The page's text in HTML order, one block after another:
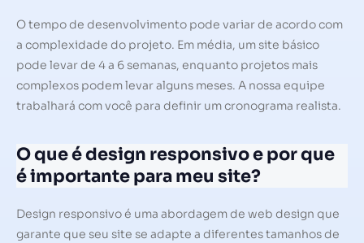
O tempo de desenvolvimento pode variar de acordo com
a complexidade do projeto. Em média, um site básico
pode levar de 4 a 6 semanas, enquanto projetos mais
complexos podem levar alguns meses. A nossa equipe
trabalhará com você para definir um cronograma realista.
O que é design responsivo e por que
é importante para meu site?
Design responsivo é uma abordagem de web design que
garante que seu site se adapte a diferentes tamanhos de